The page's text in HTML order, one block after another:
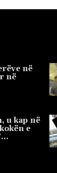
në
në
u kap në
e